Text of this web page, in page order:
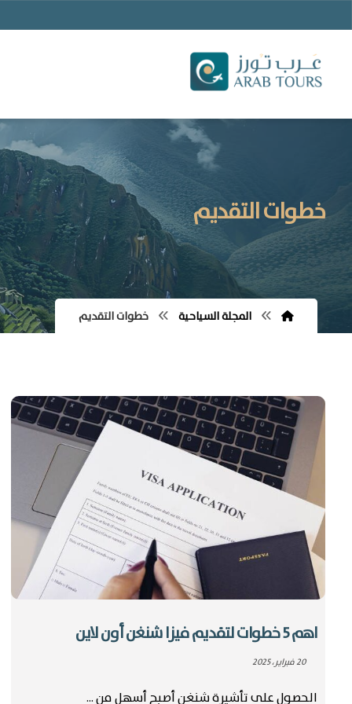
خطوات التقديم
المجلة السياحية خطوات التقديم
اهم 5 خطوات لتقديم فيزا شنغن أون لاين
20 فبراير، 2025
الحصول على تأشيرة شنغن أصبح أسهل من ...